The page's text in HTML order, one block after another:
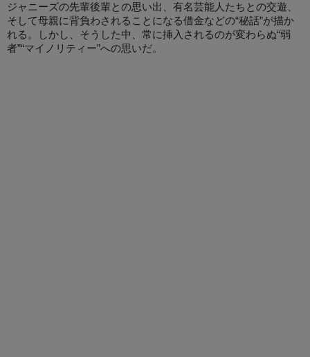
ジャニーズの先輩後輩との思い出、有名芸能人たちとの交遊、
そして母親に背負わされることになる借金などの“秘話”が描か
れる。しかし、そうした中、常に挿入されるのが変わらぬ“弱
者”“マイノリティー”への思いだ。